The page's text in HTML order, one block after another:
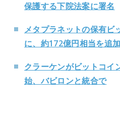
保護する下院法案に署名
メタプラネットの保有ビ
に、約172億円相当を追
クラーケンがビットコイ
始、バビロンと統合で